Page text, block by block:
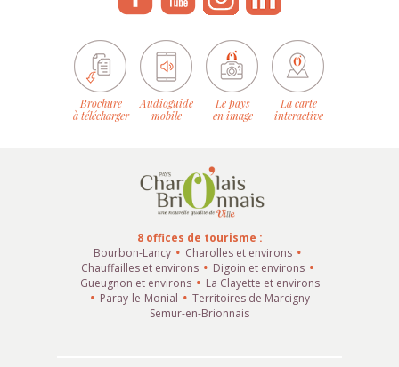
Brochure
à télécharger
Audioguide
mobile
Le pays
en image
La carte
interactive
8 offices de tourisme :
Bourbon-Lancy
Charolles et environs
Chauffailles et environs
Digoin et environs
Gueugnon et environs
La Clayette et environs
Paray-le-Monial
Territoires de Marcigny-
Semur-en-Brionnais